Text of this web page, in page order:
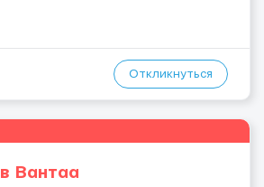
Откликнуться
Вантаа